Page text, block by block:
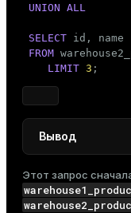
UNION ALL
SELECT id, name
FROM
LIMIT 3 ;
Вывод
id |
----
1 | Wireless
Этот запрос